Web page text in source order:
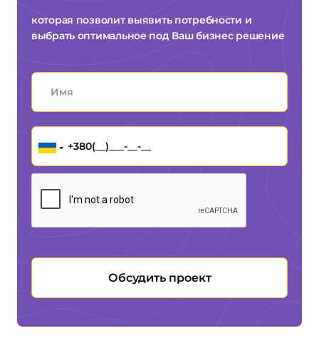
которая позволит выявить потребности и
выбрать оптимальное под Ваш бизнес решение
Обсудить проект